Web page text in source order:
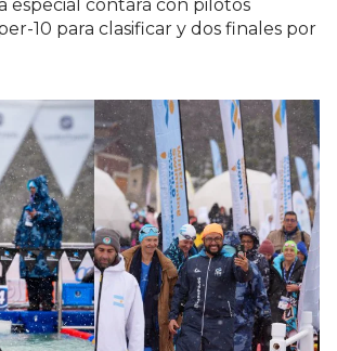
especial contará con pilotos
10 para clasificar y dos finales por